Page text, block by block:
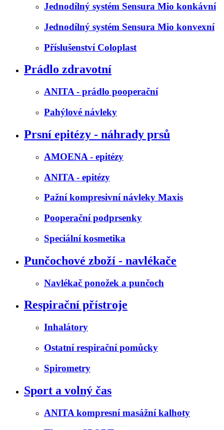
Jednodílný systém Sensura Mio konkávní
Jednodílný systém Sensura Mio konvexní
Příslušenství Coloplast
Prádlo zdravotní
ANITA - prádlo pooperační
Pahýlové návleky
Prsní epitézy - náhrady prsů
AMOENA - epitézy
ANITA - epitézy
Pažní kompresivní návleky Maxis
Pooperační podprsenky
Speciální kosmetika
Punčochové zboží - navlékače
Navlékač ponožek a punčoch
Respirační přístroje
Inhalátory
Ostatní respirační pomůcky
Spirometry
Sport a volný čas
ANITA kompresní masážní kalhoty